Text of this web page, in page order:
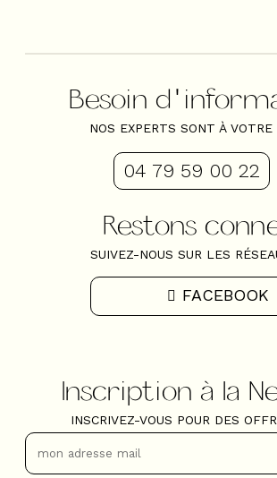
Besoin
NOS EXPERTS SONT À VOTRE
04 79 59 00 22
Restons
SUIVEZ-NOUS SUR LES
FACEBOOK
Inscription à la
INSCRIVEZ-VOUS POUR DES